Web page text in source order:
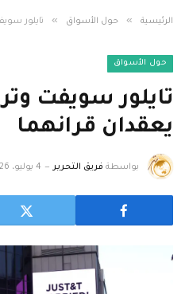
الرئيسية » حول الأسواق » تايلور
حول الأسواق
تايلور سويفت
يعقدان قرانهما
بواسطة فريق التحرير 4 يوليو، 2026